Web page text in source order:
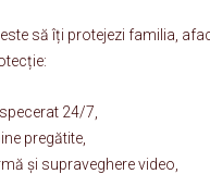
să îți protejezi familia,
24/7,
pregătite,
și supraveghere video,